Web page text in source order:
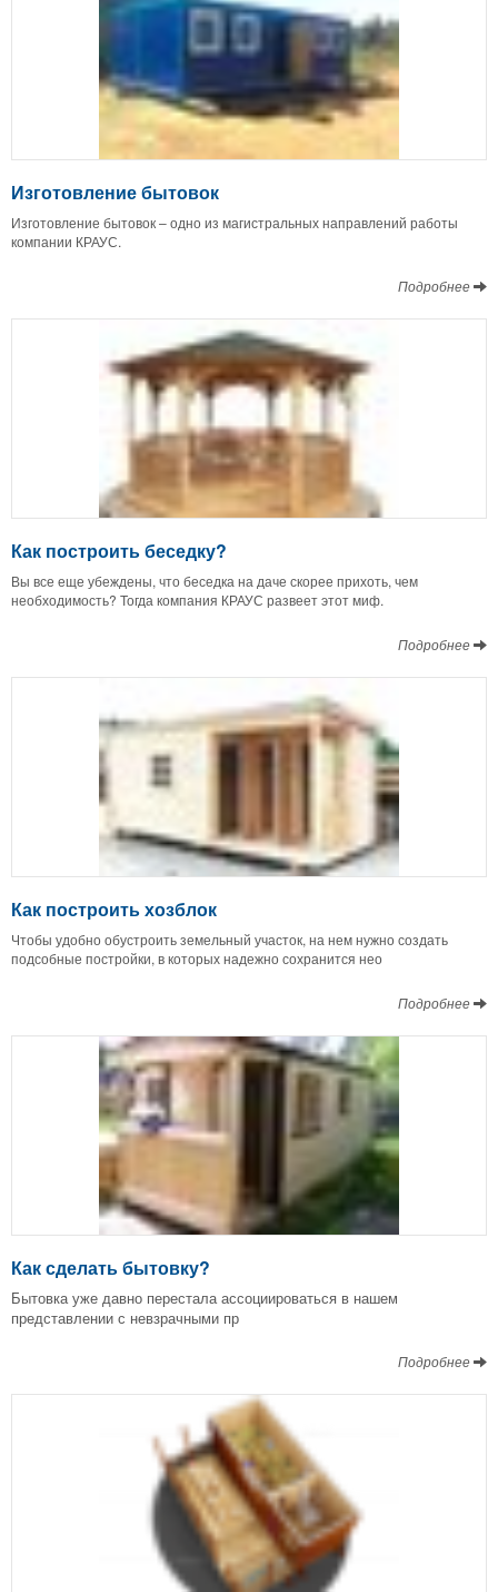
Изготовление бытовок
Изготовление бытовок – одно из магистральных направлений работы
компании КРАУС.
Подробнее
Как построить беседку?
Вы все еще убеждены, что беседка на даче скорее прихоть, чем
необходимость? Тогда компания КРАУС развеет этот миф.
Подробнее
Как построить хозблок
Чтобы удобно обустроить земельный участок, на нем нужно создать
подсобные постройки, в которых надежно сохранится нео
Подробнее
Как сделать бытовку?
Бытовка уже давно перестала ассоциироваться в нашем
представлении с невзрачными пр
Подробнее